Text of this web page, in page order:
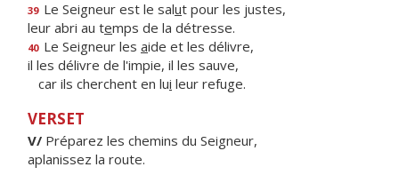
39 Le Seigneur est le salut pour les justes,
leur abri au temps de la détresse.
40 Le Seigneur les aide et les délivre,
il les délivre de l'impie, il les sauve,
car ils cherchent en lui leur refuge.
VERSET
V/ Préparez les chemins du Seigneur,
aplanissez la route.